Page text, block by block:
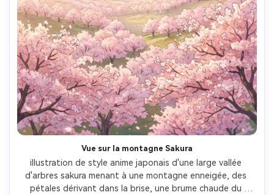
Vue sur la montagne Sakura
illustration de style anime japonais d'une large vallée
d'arbres sakura menant à une montagne enneigée, des
pétales dérivant dans la brise, une brume chaude du